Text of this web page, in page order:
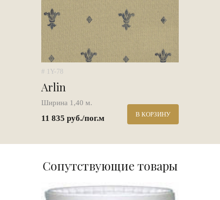
# 1Y-78
Arlin
Ширина 1,40 м.
11 835 руб./пог.м В КОРЗИНУ
Сопутствующие товары